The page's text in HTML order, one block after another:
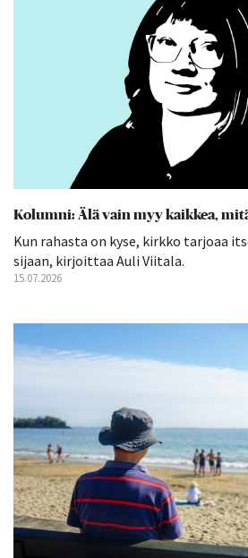
Kolumni: Älä vain myy kaikkea,
Kun rahasta on kyse, kirkko tarjoaa
sijaan, kirjoittaa Auli Viitala.
15.07.2026